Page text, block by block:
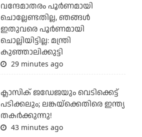
വന്ദേമാതരം പൂര്‍ണമായി
ചൊല്ലേണ്ടതില്ല, ഞങ്ങള്‍
ഇതുവരെ പൂര്‍ണമായി
ചൊല്ലിയിട്ടില്ല: മന്ത്രി
കുഞ്ഞാലിക്കുട്ടി
29 minutes ago
ക്ലാസിക് ജഡേജയും വെടിക്കെട്ട്
പടിക്കലും; ലങ്കയ്‌ക്കെതിരെ ഇന്ത്യ
തകര്‍ക്കുന്നു!
43 minutes ago